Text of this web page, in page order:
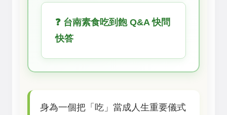
❓ 台南素食吃到飽 Q&A 快問
快答
身為一個把「吃」當成人生重要儀式